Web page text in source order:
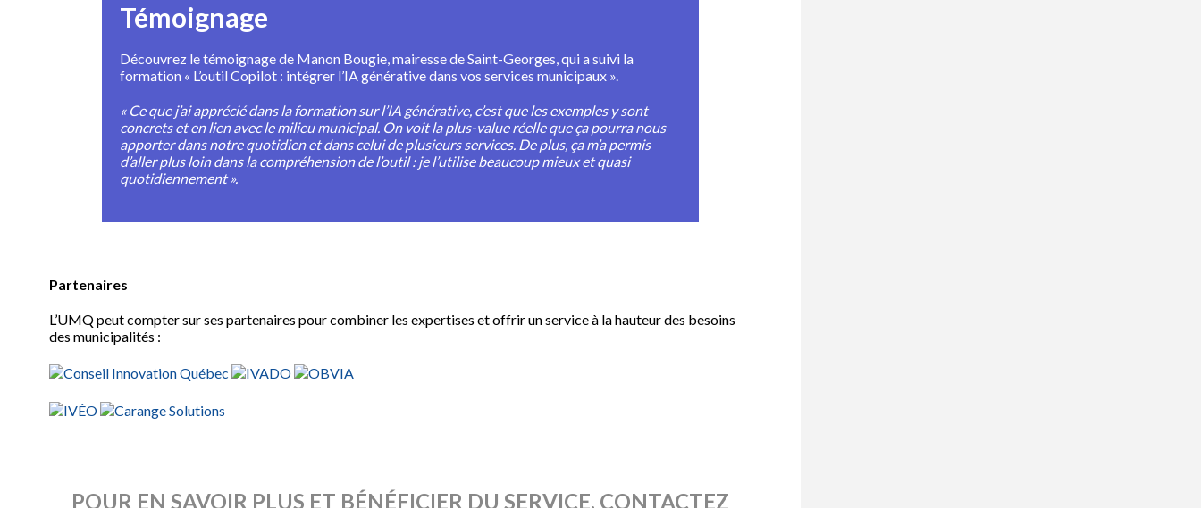
Témoignage
Découvrez le témoignage de Manon Bougie, mairesse de Saint-Georges, qui a suivi la
formation « L’outil Copilot : intégrer l’IA générative dans vos services municipaux ».
« Ce que j’ai apprécié dans la formation sur l’IA générative, c’est que les exemples y sont
concrets et en lien avec le milieu municipal. On voit la plus-value réelle que ça pourra nous
apporter dans notre quotidien et dans celui de plusieurs services. De plus, ça m’a permis
d’aller plus loin dans la compréhension de l’outil : je l’utilise beaucoup mieux et quasi
quotidiennement ».
Partenaires
L’UMQ peut compter sur ses partenaires pour combiner les expertises et offrir un service à la hauteur des besoins
des municipalités :
POUR EN SAVOIR PLUS ET BÉNÉFICIER DU SERVICE, CONTACTEZ